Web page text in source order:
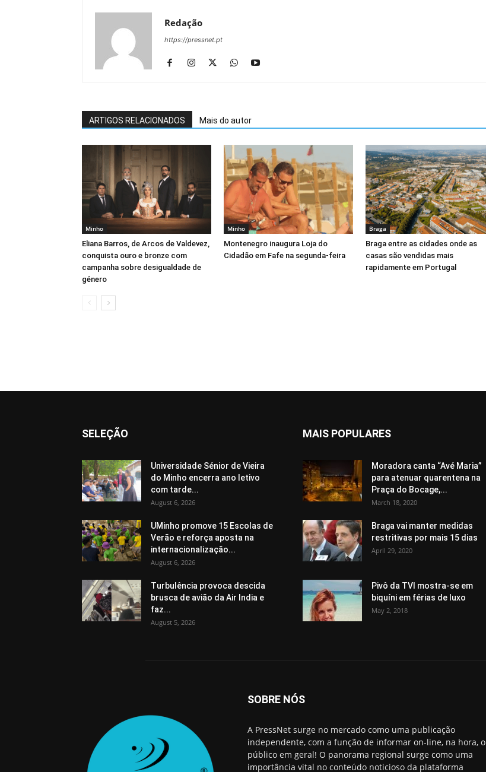
Redação
https://pressnet.pt
ARTIGOS RELACIONADOS Mais do autor
Minho
Eliana Barros, de Arcos de Valdevez,
conquista ouro e bronze com
campanha sobre desigualdade de
género
Minho
Montenegro inaugura Loja do
Cidadão em Fafe na segunda-feira
Braga
Braga entre as cidades onde as
casas são vendidas mais
rapidamente em Portugal
SELEÇÃO
Universidade Sénior de Vieira
do Minho encerra ano letivo
com tarde...
August 6, 2026
UMinho promove 15 Escolas de
Verão e reforça aposta na
internacionalização...
August 6, 2026
Turbulência provoca descida
brusca de avião da Air India e
faz...
August 5, 2026
MAIS POPULARES
Moradora canta “Avé Maria”
para atenuar quarentena na
Praça do Bocage,...
March 18, 2020
Braga vai manter medidas
restritivas por mais 15 dias
April 29, 2020
Pivô da TVI mostra-se em
biquíni em férias de luxo
May 2, 2018
SOBRE NÓS
A PressNet surge no mercado como uma publicação
independente, com a função de informar on-line, na hora, o
público em geral! O panorama regional surge como uma
importância vital no conteúdo noticioso da plataforma